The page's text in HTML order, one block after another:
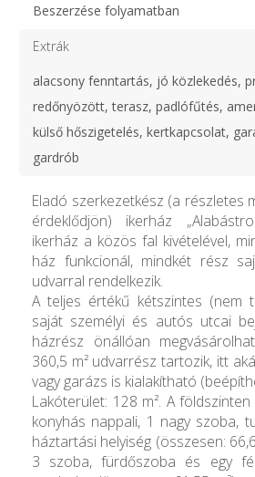
Beszerzése folyamatban
Extrák
alacsony fenntartás, jó közlekedés,
redőnyözött, terasz, padlófűtés,
külső hőszigetelés, kertkapcsolat,
gardrób
Eladó szerkezetkész (a részletes
érdeklődjön) ikerház
ikerház a közös fal kivételével,
ház funkcionál, mindkét rész
udvarral rendelkezik.
A teljes értékű kétszintes (nem
saját személyi és autós utcai
házrész önállóan
360,5 m² udvarrész tartozik, itt
vagy garázs is kialakítható
Lakóterület: 128 m². A
konyhás nappali, 1 nagy szoba,
háztartási helyiség (összesen:
3 szoba, fürdőszoba és egy